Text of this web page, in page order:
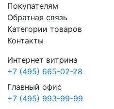
Покупателям
Обратная связь
Категории товаров
Контакты
Интернет витрина
+7 (495) 665-02-28
Главный офис
+7 (495) 993-99-99